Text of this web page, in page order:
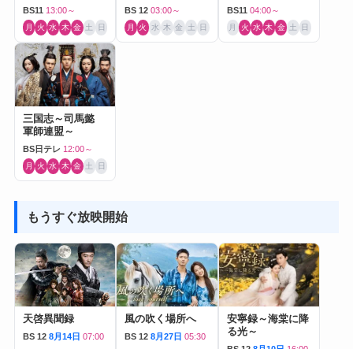
BS11 13:00～
月 火 水 木 金 土 日
Journey to Love-
BS 12 03:00～
月 火 水 木 金 土 日
BS11 04:00～
月 火 水 木 金 土 日
三国志～司馬懿
軍師連盟～
BS日テレ 12:00～
月 火 水 木 金 土 日
もうすぐ放映開始
天啓異聞録
BS 12 8月14日 07:00
風の吹く場所へ
BS 12 8月27日 05:30
安寧録～海棠に降
る光～